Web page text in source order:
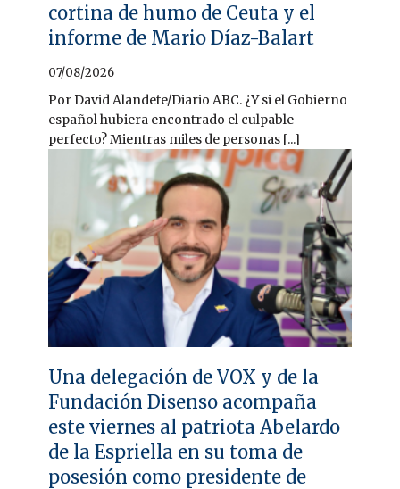
cortina de humo de Ceuta y el
informe de Mario Díaz-Balart
07/08/2026
Por David Alandete/Diario ABC. ¿Y si el Gobierno
español hubiera encontrado el culpable
perfecto? Mientras miles de personas [...]
Una delegación de VOX y de la
Fundación Disenso acompaña
este viernes al patriota Abelardo
de la Espriella en su toma de
posesión como presidente de